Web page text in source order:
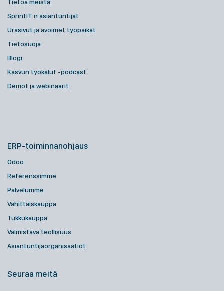
Tietoa meistä
SprintIT:n asiantuntijat
Urasivut ja avoimet työpaikat
Tietosuoja
Blogi
Kasvun työkalut -podcast
Demot ja webinaarit
ERP-toiminnanohjaus
Odoo
Referenssimme
Palvelumme
Vähittäiskauppa
Tukkukauppa
Valmistava teollisuus
Asiantuntijaorganisaatiot
Seuraa meitä